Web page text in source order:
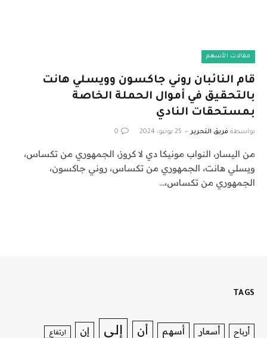
مقالات الأسهم
قام النائبان روني جاكسون وويسلي هانت
بالتحقيق في أموال الحملة الخاصة
بمستحقات النادي
بواسطة فريق التحرير 25 يونيو، 2024 0
من اليسار، النواب مونيكا دي لا كروز، الجمهوري من تكساس،
ويسلي هانت، الجمهوري من تكساس، روني جاكسون،
الجمهوري من تكساس،…
TAGS
أرباح أسعار أسهم أن إلى إن ارتفاع